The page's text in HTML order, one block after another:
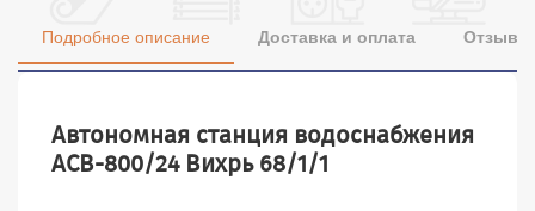
Подробное описание Доставка и оплата Отзывы
Автономная станция водоснабжения
АСВ-800/24 Вихрь 68/1/1